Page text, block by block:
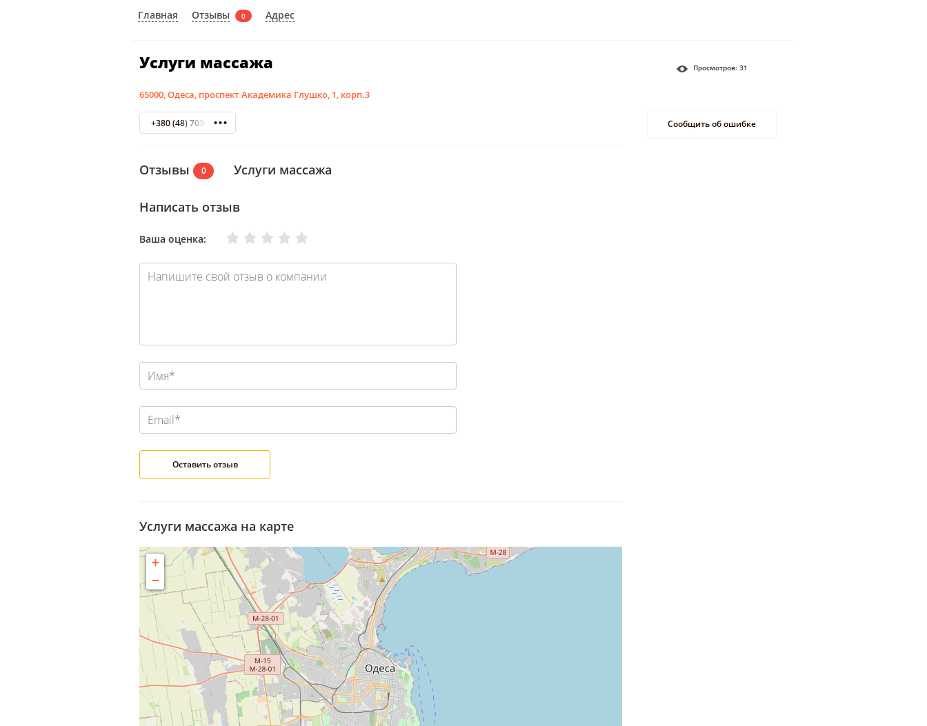
Главная Отзывы 0 Адрес
Услуги массажа
65000, Одеса, проспект Академика Глушко, 1, корп.3
+380 (48) 703-30-69
Отзывы 0 Услуги массажа
Написать отзыв
Ваша оценка: Отлично
Хорошо
Нормально
Плохо
Очень плохо
Услуги массажа на карте
+
−
Просмотров: 31
Сообщить об ошибке